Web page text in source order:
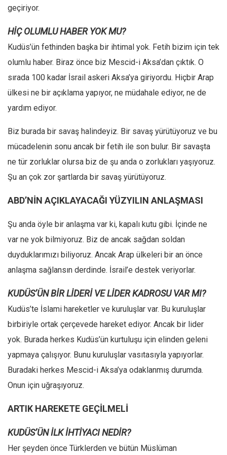
Mehmet Ali Tekin
Amina S. Jenenkovic
Bağdagül Öz
Esra Elönü
» Yazar arşivi
Bu Sayı
Tüm Sayılar
Kategoriler
Kültür Sanat
Kitap
Karisi kitap sualleri
Manzara
Gıda-Beslenme
Siyaset
Dünya
Avrupa
İslam Dünyası
Amerika
geçiriyor.
HİÇ OLUMLU HABER YOK MU?
Kudüs’ün fethinden başka bir ihtimal yok. Fetih bizim için tek
olumlu haber. Biraz önce biz Mescid-i Aksa’dan çıktık. O
sırada 100 kadar İsrail askeri Aksa’ya giriyordu. Hiçbir Arap
ülkesi ne bir açıklama yapıyor, ne müdahale ediyor, ne de
yardım ediyor.
Biz burada bir savaş halindeyiz. Bir savaş yürütüyoruz ve bu
mücadelenin sonu ancak bir fetih ile son bulur. Bir savaşta
ne tür zorluklar olursa biz de şu anda o zorlukları yaşıyoruz.
Şu an çok zor şartlarda bir savaş yürütüyoruz.
ABD’NİN AÇIKLAYACAĞI YÜZYILIN ANLAŞMASI
Şu anda öyle bir anlaşma var ki, kapalı kutu gibi. İçinde ne
var ne yok bilmiyoruz. Biz de ancak sağdan soldan
duyduklarımızı biliyoruz. Ancak Arap ülkeleri bir an önce
anlaşma sağlansın derdinde. İsrail’e destek veriyorlar.
KUDÜS’ÜN BİR LİDERİ VE LİDER KADROSU VAR MI?
Kudüs’te İslami hareketler ve kuruluşlar var. Bu kuruluşlar
birbiriyle ortak çerçevede hareket ediyor. Ancak bir lider
yok. Burada herkes Kudüs’ün kurtuluşu için elinden geleni
yapmaya çalışıyor. Bunu kuruluşlar vasıtasıyla yapıyorlar.
Buradaki herkes Mescid-i Aksa’ya odaklanmış durumda.
Onun için uğraşıyoruz.
ARTIK HAREKETE GEÇİLMELİ
KUDÜS’ÜN İLK İHTİYACI NEDİR?
Her şeyden önce Türklerden ve bütün Müslüman